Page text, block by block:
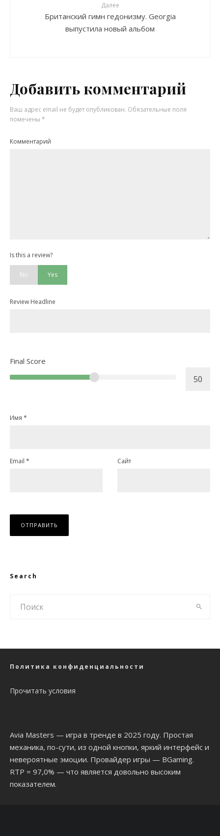
Далее
Британский гимн гедонизму. Georgia
выпустила новый альбом
Добавить комментарий
Ваш адрес email не будет опубликован. Обязательные поля
помечены *
Комментарий
Is this a review?
No Yes
Review Headline
Final Score
Имя *
Email * Сайт
Search
Политика конфиденциальности
Прочитать условия
Avia Masters — игра в тренде в 2025 году. Простая
механика, по-сути, из одной кнопки, яркий интерфейс и
невероятные эмоции. Провайдер игры — BGaming.
RTP = 97,0% — что является довольно высоким
показателем.